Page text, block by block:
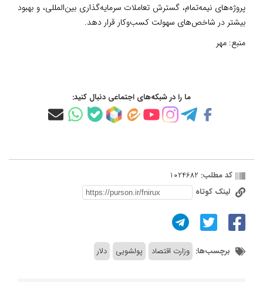
پروژه‌های نیمه‌تمام، گسترش تعاملات سرمایه‌گذاری بین‌المللی، و بهبود
بیشتر در شاخص‌های سهولت کسب‌وکار قرار دهد.
منبع: مهر
ما را در شبکه‌های اجتماعی دنبال کنید:
کد مطلب: 1024682
لینک کوتاه
برچسب‌ها: وزارت اقتصاد پولشویی دلار